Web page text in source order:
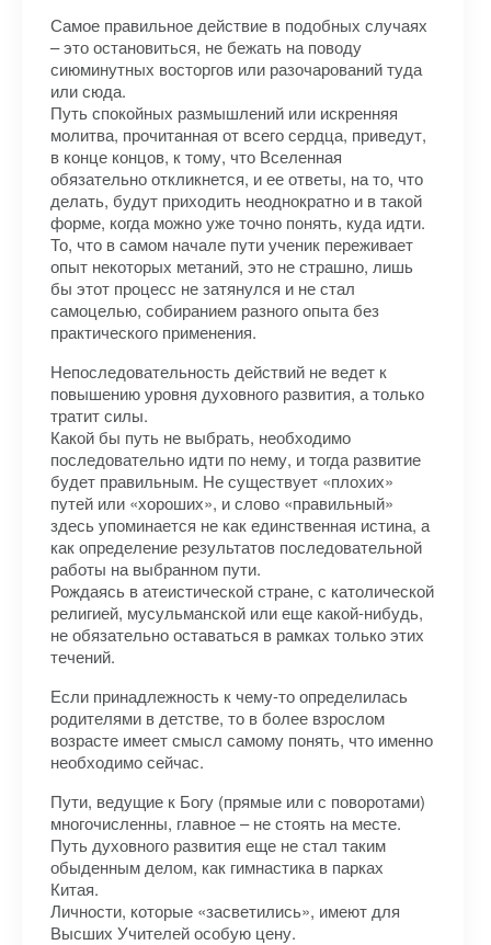
Самое правильное действие в подобных случаях
– это остановиться, не бежать на поводу
сиюминутных восторгов или разочарований туда
или сюда.
Путь спокойных размышлений или искренняя
молитва, прочитанная от всего сердца, приведут,
в конце концов, к тому, что Вселенная
обязательно откликнется, и ее ответы, на то, что
делать, будут приходить неоднократно и в такой
форме, когда можно уже точно понять, куда идти.
То, что в самом начале пути ученик переживает
опыт некоторых метаний, это не страшно, лишь
бы этот процесс не затянулся и не стал
самоцелью, собиранием разного опыта без
практического применения.
Непоследовательность действий не ведет к
повышению уровня духовного развития, а только
тратит силы.
Какой бы путь не выбрать, необходимо
последовательно идти по нему, и тогда развитие
будет правильным. Не существует «плохих»
путей или «хороших», и слово «правильный»
здесь упоминается не как единственная истина, а
как определение результатов последовательной
работы на выбранном пути.
Рождаясь в атеистической стране, с католической
религией, мусульманской или еще какой-нибудь,
не обязательно оставаться в рамках только этих
течений.
Если принадлежность к чему-то определилась
родителями в детстве, то в более взрослом
возрасте имеет смысл самому понять, что именно
необходимо сейчас.
Пути, ведущие к Богу (прямые или с поворотами)
многочисленны, главное – не стоять на месте.
Путь духовного развития еще не стал таким
обыденным делом, как гимнастика в парках
Китая.
Личности, которые «засветились», имеют для
Высших Учителей особую цену.